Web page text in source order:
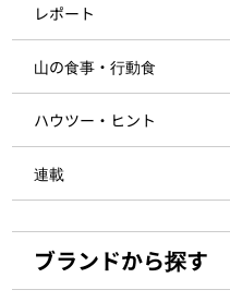
レポート
山の食事・行動食
ハウツー・ヒント
連載
ブランドから探す